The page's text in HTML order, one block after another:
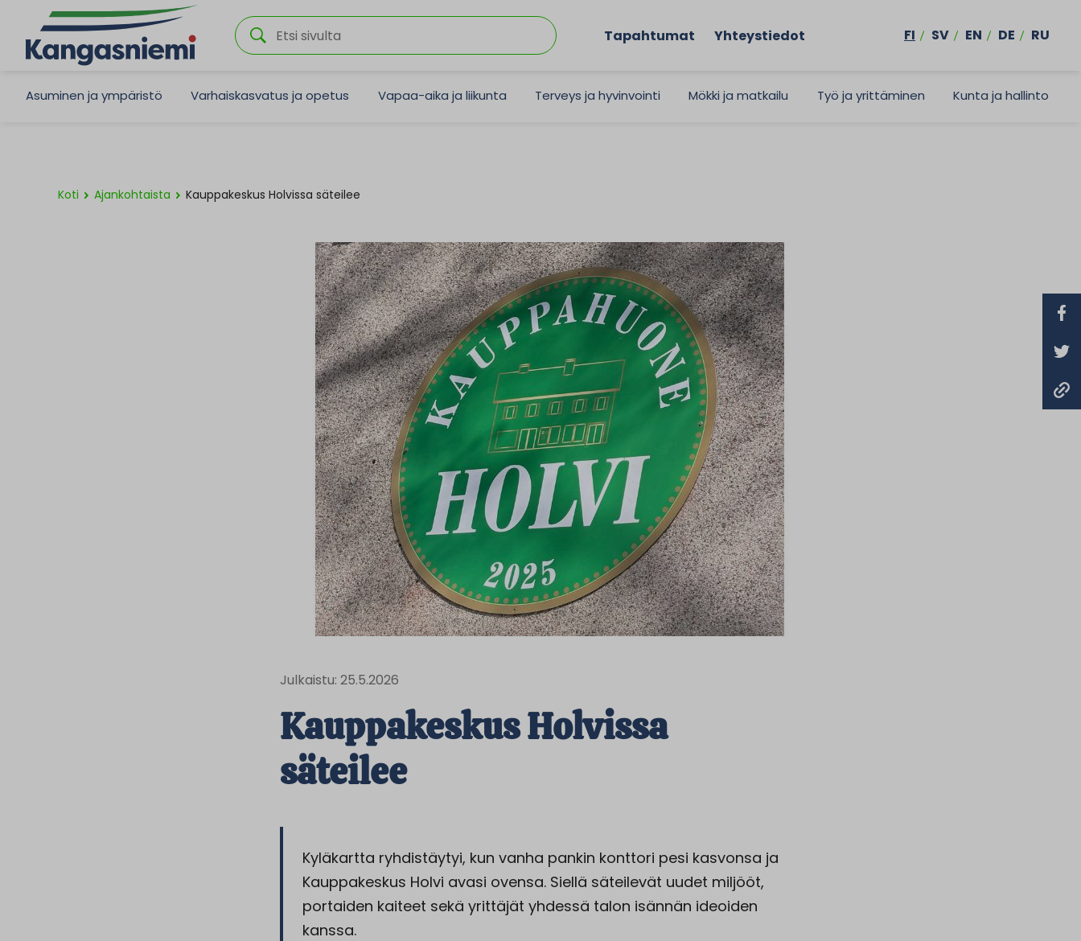
Tapahtumat Yhteystiedot FI SV EN DE RU
Asuminen ja ympäristö Varhaiskasvatus ja opetus Vapaa-aika ja liikunta Terveys ja hyvinvointi Mökki ja matkailu Työ ja yrittäminen Kunta ja hallinto
Koti Ajankohtaista Kauppakeskus Holvissa säteilee
Julkaistu: 25.5.2026
Kauppakeskus Holvissa
säteilee
Kyläkartta ryhdistäytyi, kun vanha pankin konttori pesi kasvonsa ja
Kauppakeskus Holvi avasi ovensa. Siellä säteilevät uudet miljööt,
portaiden kaiteet sekä yrittäjät yhdessä talon isännän ideoiden
kanssa.